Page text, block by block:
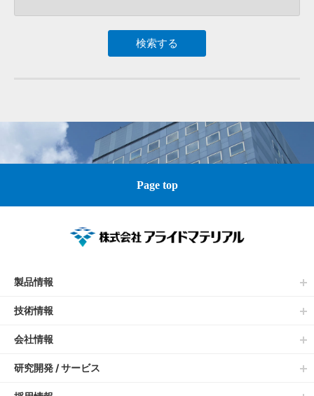
Page top
製品情報
技術情報
会社情報
研究開発 / サービス